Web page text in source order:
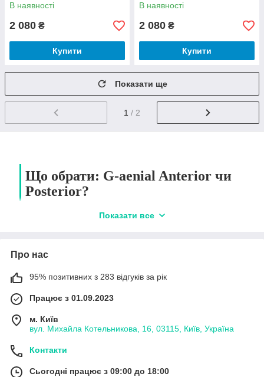
В наявності
2 080 ₴
Купити
В наявності
2 080 ₴
Купити
Показати ще
1 / 2
Що обрати: G-aenial Anterior чи
Posterior?
знайомстві з японським
більшості випадків залежить
зубного ряду ви плануєте
спеціаліста існують вимоги до робочого матеріалу. Далі
пропонуємо більш детально розібратися, чим різняться ці
матеріали. Адже у нашому каталозі представлені gc
Відмінності за показаннями та фізико-
Показати все
Про нас
95% позитивних з 283 відгуків за рік
Працює з 01.09.2023
м. Київ
вул. Михайла Котельникова, 16, 03115, Київ, Україна
Контакти
Сьогодні працює з 09:00 до 18:00